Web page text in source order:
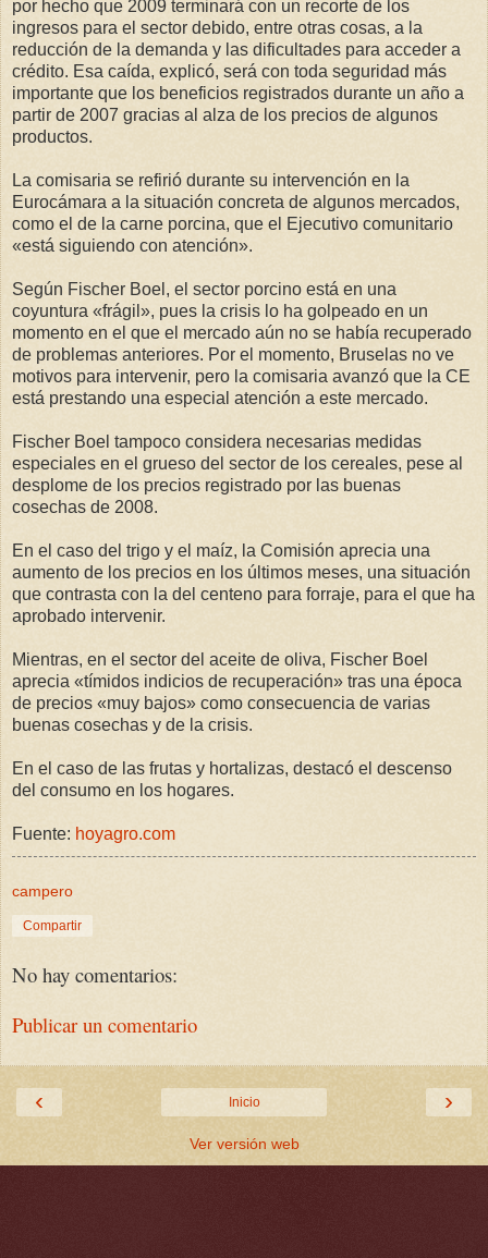
por hecho que 2009 terminará con un recorte de los
ingresos para el sector debido, entre otras cosas, a la
reducción de la demanda y las dificultades para acceder a
crédito. Esa caída, explicó, será con toda seguridad más
importante que los beneficios registrados durante un año a
partir de 2007 gracias al alza de los precios de algunos
productos.
La comisaria se refirió durante su intervención en la
Eurocámara a la situación concreta de algunos mercados,
como el de la carne porcina, que el Ejecutivo comunitario
«está siguiendo con atención».
Según Fischer Boel, el sector porcino está en una
coyuntura «frágil», pues la crisis lo ha golpeado en un
momento en el que el mercado aún no se había recuperado
de problemas anteriores. Por el momento, Bruselas no ve
motivos para intervenir, pero la comisaria avanzó que la CE
está prestando una especial atención a este mercado.
Fischer Boel tampoco considera necesarias medidas
especiales en el grueso del sector de los cereales, pese al
desplome de los precios registrado por las buenas
cosechas de 2008.
En el caso del trigo y el maíz, la Comisión aprecia una
aumento de los precios en los últimos meses, una situación
que contrasta con la del centeno para forraje, para el que ha
aprobado intervenir.
Mientras, en el sector del aceite de oliva, Fischer Boel
aprecia «tímidos indicios de recuperación» tras una época
de precios «muy bajos» como consecuencia de varias
buenas cosechas y de la crisis.
En el caso de las frutas y hortalizas, destacó el descenso
del consumo en los hogares.
Fuente: hoyagro.com
campero
Compartir
No hay comentarios:
Publicar un comentario
‹ ›
Inicio
Ver versión web